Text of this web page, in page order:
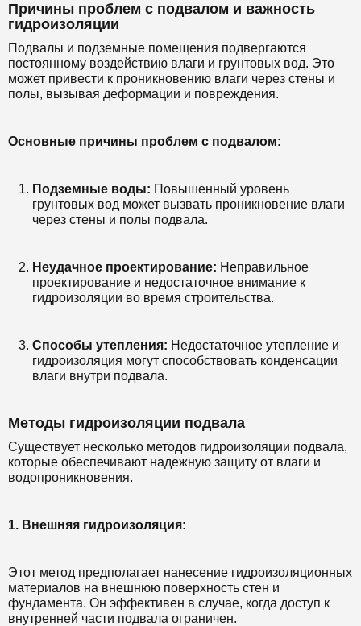
Причины проблем с подвалом и важность
гидроизоляции
Подвалы и подземные помещения подвергаются
постоянному воздействию влаги и грунтовых вод. Это
может привести к проникновению влаги через стены и
полы, вызывая деформации и повреждения.
Основные причины проблем с подвалом:
Подземные воды: Повышенный уровень
грунтовых вод может вызвать проникновение влаги
через стены и полы подвала.
Неудачное проектирование: Неправильное
проектирование и недостаточное внимание к
гидроизоляции во время строительства.
Способы утепления: Недостаточное утепление и
гидроизоляция могут способствовать конденсации
влаги внутри подвала.
Методы гидроизоляции подвала
Существует несколько методов гидроизоляции подвала,
которые обеспечивают надежную защиту от влаги и
водопроникновения.
1. Внешняя гидроизоляция:
Этот метод предполагает нанесение гидроизоляционных
материалов на внешнюю поверхность стен и
фундамента. Он эффективен в случае, когда доступ к
внутренней части подвала ограничен.